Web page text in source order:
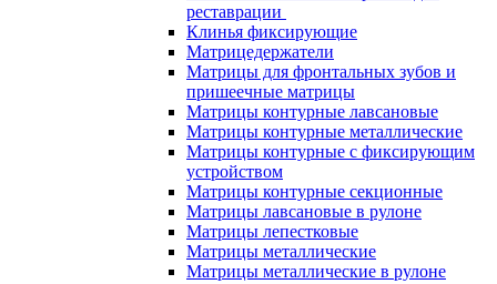
реставрации
Клинья фиксирующие
Матрицедержатели
Матрицы для фронтальных зубов и
пришеечные матрицы
Матрицы контурные лавсановые
Матрицы контурные металлические
Матрицы контурные с фиксирующим
устройством
Матрицы контурные секционные
Матрицы лавсановые в рулоне
Матрицы лепестковые
Матрицы металлические
Матрицы металлические в рулоне